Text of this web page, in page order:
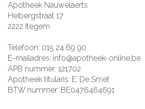
Apotheek Nauwelaerts
Heibergstraat 17
2222 Itegem
Telefoon: 015 24 69 90
E-mailadres: info@apotheek-online.be
APB nummer: 121702
Apotheek titularis: E. De Smet
BTW nummer: BE0476464691